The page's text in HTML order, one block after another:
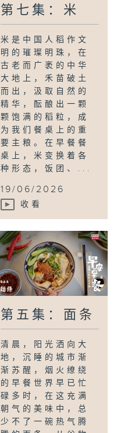
第七集：米
米是中国人稻作文
明的璀璨明珠，在
古老而广袤的中华
大地上，禾苗破土
而出，汲取自然的
精华，酝酿出一颗
颗饱满的稻粒，成
为我们餐桌上的重
要主粮。在早餐餐
桌上，米变换着各
种形态，饭团、...
19/06/2026
收看
第五集：面条
清晨，阳光洒向大
地，沉睡的城市渐
渐苏醒，烟火缭绕
的早餐世界早已忙
碌多时，在这充满
朝气的美味中，总
少不了一碗热气腾